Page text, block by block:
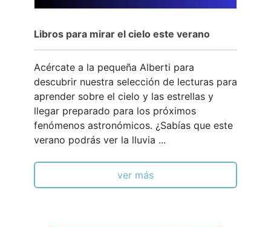
Libros para mirar el cielo este verano
Acércate a la pequeña Alberti para
descubrir nuestra selección de lecturas para
aprender sobre el cielo y las estrellas y
llegar preparado para los próximos
fenómenos astronómicos. ¿Sabías que este
verano podrás ver la lluvia ...
ver más